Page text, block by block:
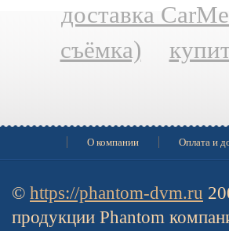
доставка
съёмка)
О компании Оплата и
© https://phantom-dvm.ru
продукции Phantom